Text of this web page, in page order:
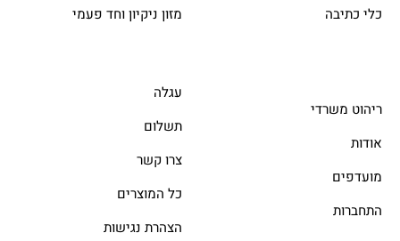
כלי כתיבה
מזון ניקיון וחד פעמי
ריהוט משרדי
אודות
מועדפים
התחברות
עגלה
תשלום
צרו קשר
כל המוצרים
הצהרת נגישות